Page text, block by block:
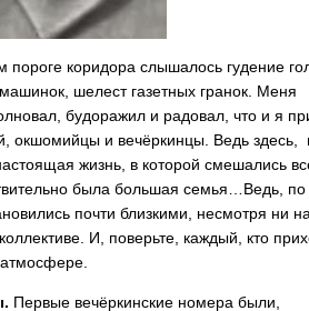
коридора слышалось гудение
шелест газетных гранок. Меня
будоражил и радовал, что и я
окшомийцы и вечёркинцы. Ведь здесь,
жизнь, в которой смешались
была большая семья…Ведь, по
почти близкими, несмотря ни
И, поверьте, каждый, кто
Первые вечёркинские номера были,